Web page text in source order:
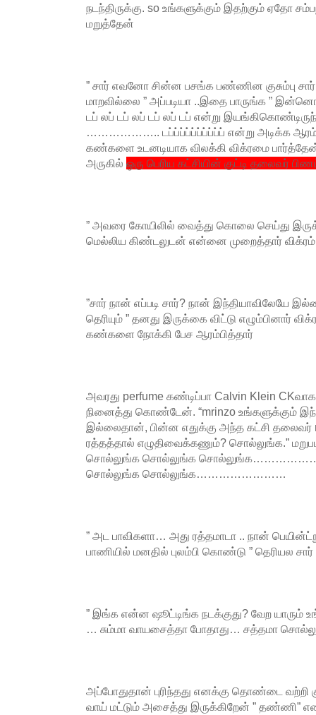
நடந்திருக்கு. so உங்களுக்கும் இதற்கும் ஏதோ
மறுத்தேன்
” சார் எவனோ சின்ன பசங்க பண்ணின குசும்பு சார்
மாறவில்லை ” அப்படியா ..இதை பாருங்க ”
டப் லப் டப் லப் டப் லப் டப் என்று
……………….. டப்ப்ப்ப்ப்ப்ப்ப்ப்ப் என்று அடிக்க
கண்களை உடனடியாக விலக்கி விக்ரமை
அருகில் ஒரு பெரிய கட்சியின் குட்டி தலைவர்
” அவரை கோயிலில் வைத்து கொலை செய்து
மெல்லிய கிண்டலுடன் என்னை முறைத்தார் விக்ரம்
”சார் நான் எப்படி சார்? நான் இந்தியாவிலேயே
தெரியும் ” தனது இருக்கை விட்டு எழும்பினார்
கண்களை நோக்கி பேச ஆரம்பித்தார்
அவரது perfume கண்டிப்பா Calvin Klein
நினைத்து கொண்டேன். “mrinzo உங்களுக்கும்
இல்லைதான், பின்ன எதுக்கு அந்த கட்சி
ரத்தத்தால் எழுதிவைக்கணும்? சொல்லுங்க.”
சொல்லுங்க சொல்லுங்க
சொல்லுங்க சொல்லுங்க……………………
” அட பாவிகளா… அது ரத்தமாடா .. நான்
பாணியில் மனதில் புலம்பி கொண்டு ” தெரியல
” இங்க என்ன ஷூட்டிங்க நடக்குது? வேற யாரும்
… சும்மா வாயசைத்தா போதாது… சத்தமா
அப்போதுதான் புரிந்தது எனக்கு தொண்டை வற்றி
வாய் மட்டும் அசைத்து இருக்கிறேன் ” தண்ணி”